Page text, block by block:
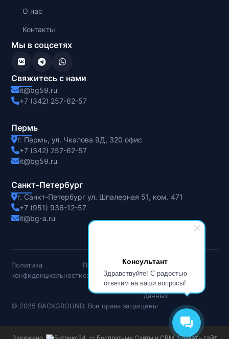
Консультант
Здравствуйте! С радостью
ответим на ваши вопросы!
О нас
Контакты
Мы в соцсетях
Свяжитесь с нами
it@bg59.ru
+7 (342) 257-62-57
Пермь
г. Пермь, ул. Чкалова 9Д, 320 офис
+7 (342) 257-62-57
it@bg59.ru
Санкт-Петербург
г. Санкт-Петербург ул. Шпалерная 51, ком. 471
+7 (951) 936-12-57
it@bg-a.ru
Политика
конфиденциальности
Пользовательское
соглашение
Согласие на
обработку
персональных
данных
© 2025 BACKGROUND. Все права защищены